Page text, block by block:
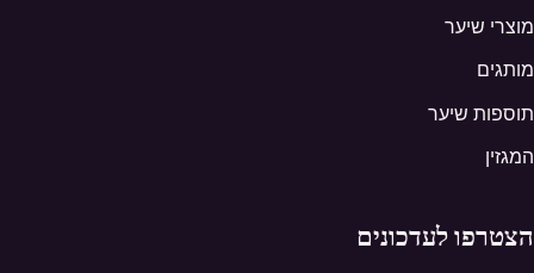
מוצרי שיער
מותגים
תוספות שיער
המגזין
הצטרפו לעדכונים